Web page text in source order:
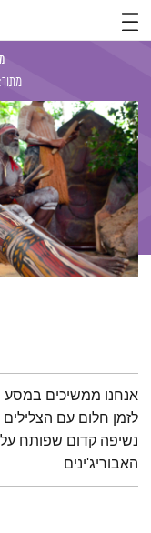
מתוך:
תמצית הפודקאסט
אנחנו ממשיכים במסע
לזמן חלום עם הצלילים
נשיפה קדום שפותח על
האבוריג'ינים